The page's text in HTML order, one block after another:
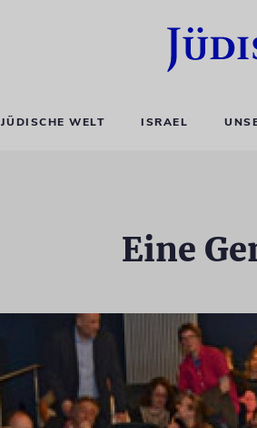
JÜDISCHE WELT ISRAEL
Eine